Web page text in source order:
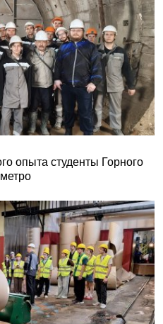
опыта студенты Горного